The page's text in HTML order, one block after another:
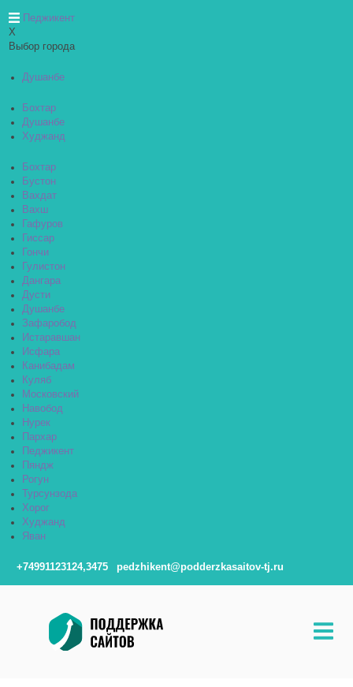
Педжикент
X
Выбор города
Душанбе
Бохтар
Душанбе
Худжанд
Бохтар
Бустон
Вахдат
Вахш
Гафуров
Гиссар
Гончи
Гулистон
Дангара
Дусти
Душанбе
Зафаробод
Истаравшан
Исфара
Канибадам
Куляб
Московский
Навобод
Нурек
Пархар
Педжикент
Пяндж
Рогун
Турсунзода
Хорог
Худжанд
Яван
+74991123124,3475 pedzhikent@podderzkasaitov-tj.ru